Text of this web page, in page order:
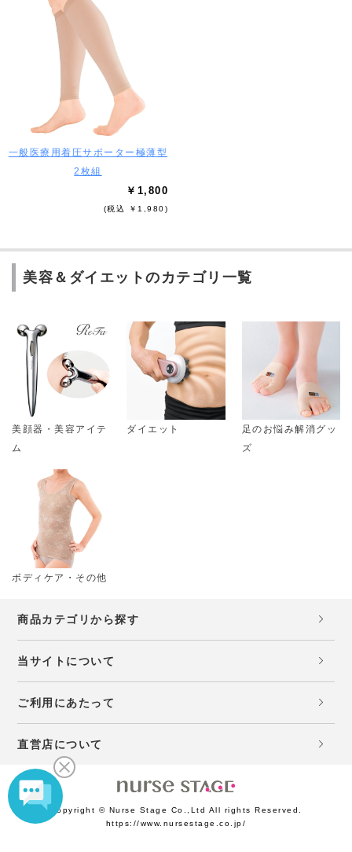
一般医療用着圧サポーター極薄型
2枚組
￥1,800
(税込 ￥1,980)
美容＆ダイエットのカテゴリ一覧
美顔器・美容アイテ
ム
ダイエット
足のお悩み解消グッ
ズ
ボディケア・その他
商品カテゴリから探す
当サイトについて
ご利用にあたって
直営店について
Copyright © Nurse Stage Co.,Ltd All rights Reserved.
https://www.nursestage.co.jp/